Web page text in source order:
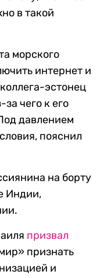
в такой
морского
интернет и
эстонец
за чего к его
давлением
пояснил
на борту
Индии,
призвал
признать
и